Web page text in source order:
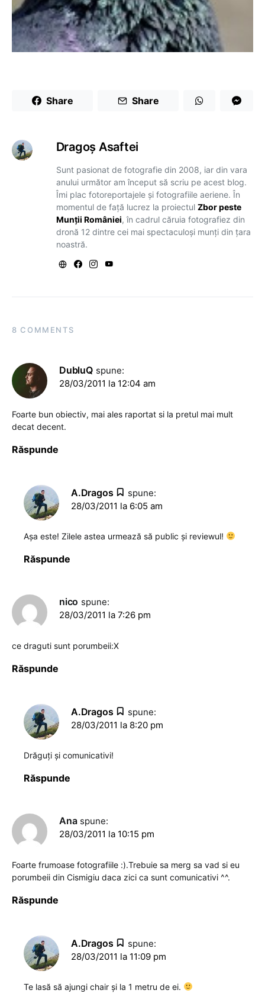
Share Share
Dragoş Asaftei
Sunt pasionat de fotografie din 2008, iar din vara
anului următor am început să scriu pe acest blog.
Îmi plac fotoreportajele și fotografiile aeriene. În
momentul de față lucrez la proiectul Zbor peste
Munții României, în cadrul căruia fotografiez din
dronă 12 dintre cei mai spectaculoși munți din țara
noastră.
8 COMMENTS
DubluQ spune:
28/03/2011 la 12:04 am
Foarte bun obiectiv, mai ales raportat si la pretul mai mult
decat decent.
Răspunde
A.Dragos
spune:
28/03/2011 la 6:05 am
Aşa este! Zilele astea urmează să public şi reviewul!
Răspunde
nico spune:
28/03/2011 la 7:26 pm
ce draguti sunt porumbeii:X
Răspunde
A.Dragos
spune:
28/03/2011 la 8:20 pm
Drăguţi şi comunicativi!
Răspunde
Ana spune:
28/03/2011 la 10:15 pm
Foarte frumoase fotografiile :).Trebuie sa merg sa vad si eu
porumbeii din Cismigiu daca zici ca sunt comunicativi ^^.
Răspunde
A.Dragos
spune:
28/03/2011 la 11:09 pm
Te lasă să ajungi chair şi la 1 metru de ei.